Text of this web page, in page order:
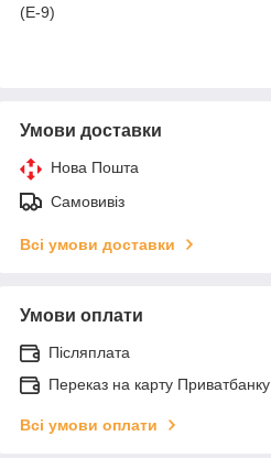
(E-9)
Умови доставки
Нова Пошта
Самовивіз
Всі умови доставки
Умови оплати
Післяплата
Переказ на карту Приватбанку
Всі умови оплати